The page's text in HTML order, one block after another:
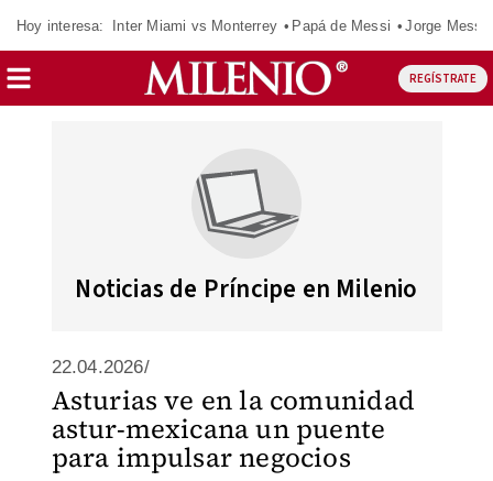
Hoy interesa: Inter Miami vs Monterrey Papá de Messi Jorge Messi
REGÍSTRATE
Noticias de Príncipe en Milenio
22.04.2026/
Asturias ve en la comunidad
astur-mexicana un puente
para impulsar negocios